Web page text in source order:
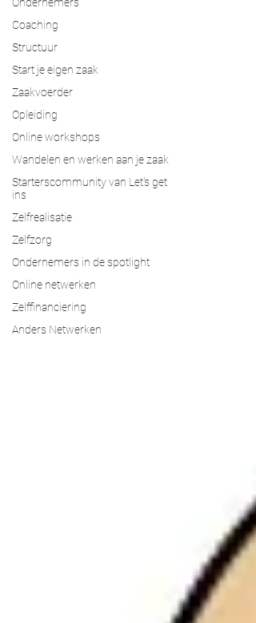
Coaching
Structuur
Start je eigen zaak
Zaakvoerder
Opleiding
Online workshops
Wandelen en werken aan je zaak
Starterscommunity van Let's get
ins
Zelfrealisatie
Zelfzorg
Ondernemers in de spotlight
Online netwerken
Zelffinanciering
Anders Netwerken